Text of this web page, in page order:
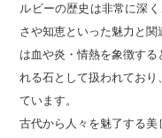
ルビーの歴史は非常に深
さや知恵といった魅力と
は血や炎・情熱を象徴する
れる石として扱われてお
ています。
古代から人々を魅了する